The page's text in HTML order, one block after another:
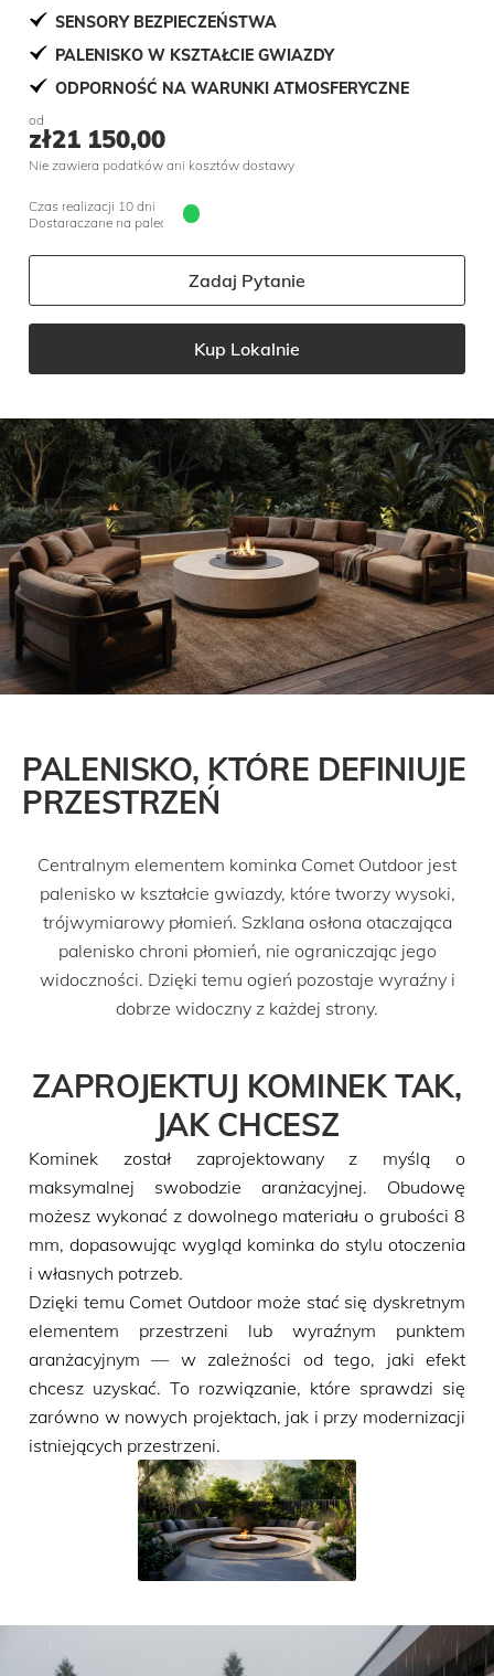
SENSORY BEZPIECZEŃSTWA
PALENISKO W KSZTAŁCIE GWIAZDY
ODPORNOŚĆ NA WARUNKI ATMOSFERYCZNE
od
zł21 150,00
Nie zawiera podatków ani kosztów dostawy
Czas realizacji 10 dni
Dostaraczane na palecie
Zadaj Pytanie
Kup Lokalnie
PALENISKO, KTÓRE DEFINIUJE
PRZESTRZEŃ
Centralnym elementem kominka Comet Outdoor jest
palenisko w kształcie gwiazdy, które tworzy wysoki,
trójwymiarowy płomień. Szklana osłona otaczająca
palenisko chroni płomień, nie ograniczając jego
widoczności. Dzięki temu ogień pozostaje wyraźny i
dobrze widoczny z każdej strony.
ZAPROJEKTUJ KOMINEK TAK,
JAK CHCESZ
Kominek został zaprojektowany z myślą o
maksymalnej swobodzie aranżacyjnej. Obudowę
możesz wykonać z dowolnego materiału o grubości 8
mm, dopasowując wygląd kominka do stylu otoczenia
i własnych potrzeb.
Dzięki temu Comet Outdoor może stać się dyskretnym
elementem przestrzeni lub wyraźnym punktem
aranżacyjnym — w zależności od tego, jaki efekt
chcesz uzyskać. To rozwiązanie, które sprawdzi się
zarówno w nowych projektach, jak i przy modernizacji
istniejących przestrzeni.